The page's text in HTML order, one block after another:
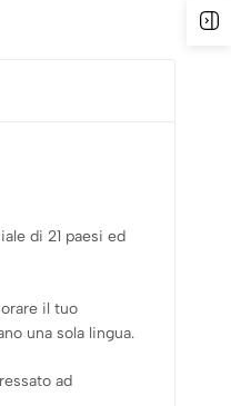
di 21 paesi ed
il tuo
una sola lingua.
ad